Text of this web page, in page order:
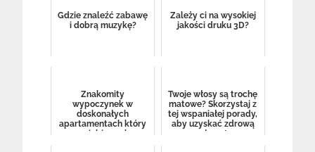
Gdzie znaleźć zabawę
i dobrą muzykę?
Zależy ci na wysokiej
jakości druku 3D?
Znakomity
wypoczynek w
doskonałych
apartamentach który
na ciebie czeka
Twoje włosy są trochę
matowe? Skorzystaj z
tej wspaniałej porady,
aby uzyskać zdrową
głowę!